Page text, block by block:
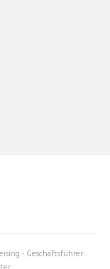
- Geschäftsführer: